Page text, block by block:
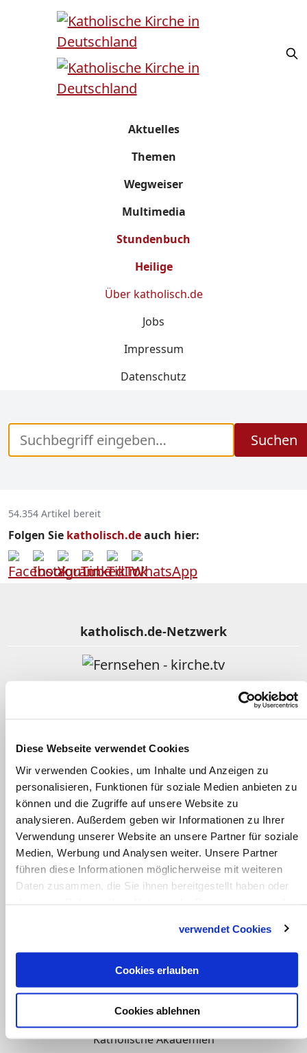
Diese Webseite verwendet Cookies
Wir verwenden Cookies, um Inhalte und Anzeigen zu
personalisieren, Funktionen für soziale Medien anbieten zu
können und die Zugriffe auf unsere Website zu
analysieren. Außerdem geben wir Informationen zu Ihrer
Verwendung unserer Website an unsere Partner für soziale
Medien, Werbung und Analysen weiter. Unsere Partner
führen diese Informationen möglicherweise mit weiteren
Daten zusammen, die Sie ihnen bereitgestellt haben oder
verwendet Cookies
Cookies erlauben
Cookies ablehnen
Aktuelles
Themen
Wegweiser
Multimedia
Stundenbuch
Heilige
Über katholisch.de
Jobs
Impressum
Datenschutz
Suchen
54.354 Artikel bereit
Folgen Sie katholisch.deauch hier:
katholisch.de-Netzwerk
Gotteslob Online
Kindergottesdienst katholisch
Clearingstelle Medienkompetenz
Weltkirche
Katholische Akademien